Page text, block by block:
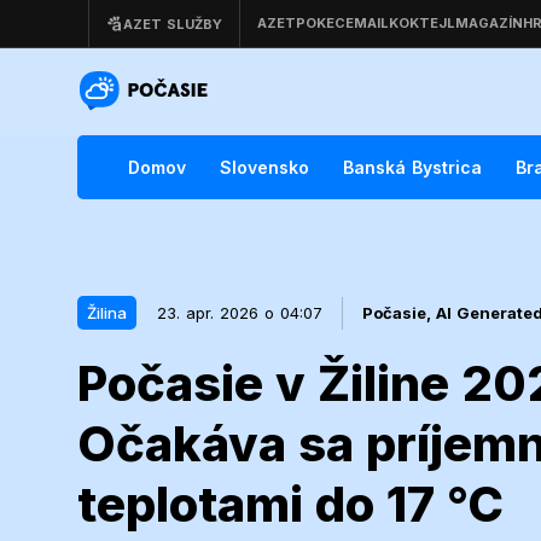
Domov Slovensko Banská Bystrica
Žilina 23. apr. 2026 o 04:07 Počasie, AI Generated
Počasie v Žiline
Očakáva sa
teplotami do 17 °C
Žilina
Počasie v